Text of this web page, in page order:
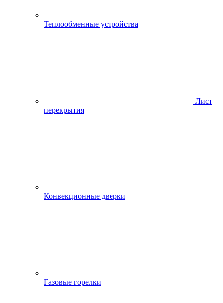
Теплообменные устройства
Лист
перекрытия
Конвекционные дверки
Газовые горелки